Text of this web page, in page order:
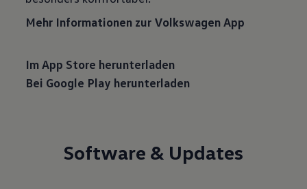
Mehr Informationen zur Volkswagen App
Im App Store herunterladen
Bei Google Play herunterladen
Software & Updates